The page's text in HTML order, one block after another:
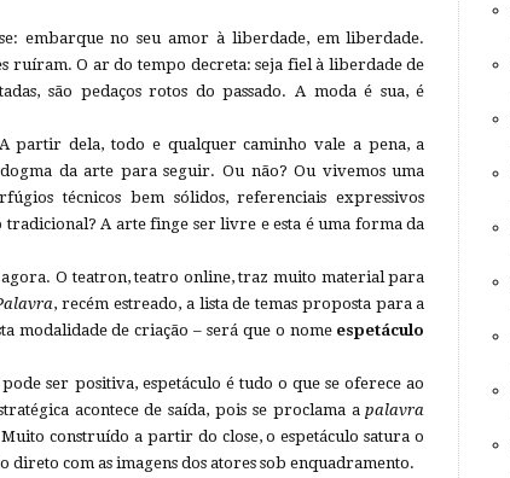
embarque no seu amor à liberdade, em liberdade.
ruíram. O ar do tempo decreta: seja fiel à liberdade de
são pedaços rotos do passado. A moda é sua, é
partir dela, todo e qualquer caminho vale a pena, a
da arte para seguir. Ou não? Ou vivemos uma
técnicos bem sólidos, referenciais expressivos
A arte finge ser livre e esta é uma forma da
O teatron, teatro online, traz muito material para
, recém estreado, a lista de temas proposta para a
modalidade de criação – será que o nome espetáculo
ser positiva, espetáculo é tudo o que se oferece ao
acontece de saída, pois se proclama apalavra
construído a partir do close, o espetáculo satura o
com as imagens dos atores sob enquadramento.